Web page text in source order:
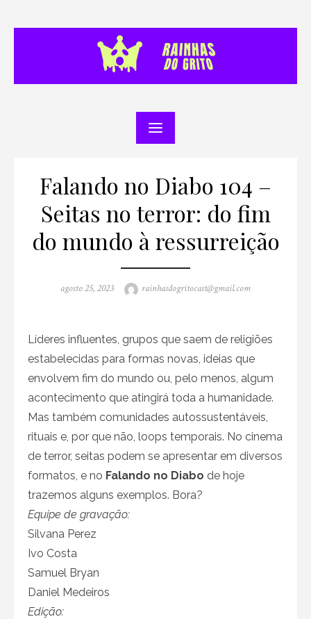
Falando no Diabo 104 –
Seitas no terror: do fim
do mundo à ressurreição
Posted
agosto 25, 2023 Author
rainhasdogritocast@gmail.com
Líderes influentes, grupos que saem de religiões
estabelecidas para formas novas, ideias que
envolvem fim do mundo ou, pelo menos, algum
acontecimento que atingirá toda a humanidade.
Mas também comunidades autossustentáveis,
rituais e, por que não, loops temporais. No cinema
de terror, seitas podem se apresentar em diversos
formatos, e no Falando no Diabo de hoje
trazemos alguns exemplos. Bora?
Equipe de gravação:
Silvana Perez
Ivo Costa
Samuel Bryan
Daniel Medeiros
Edição: